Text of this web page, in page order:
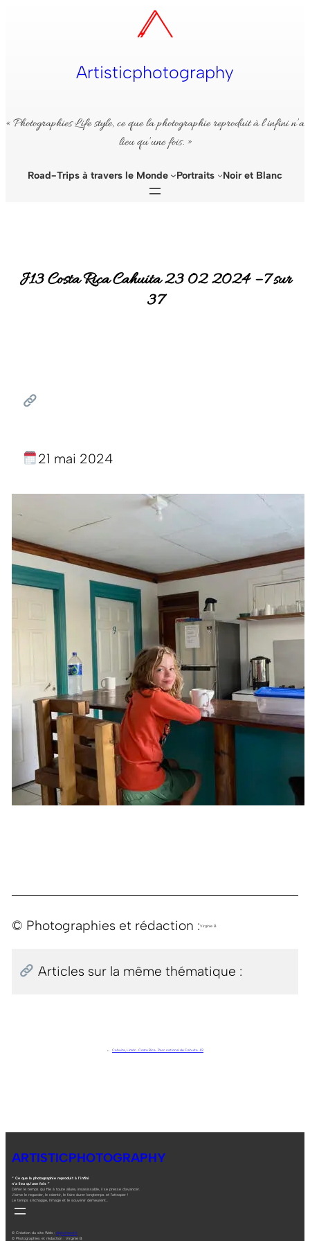
Artisticphotography
« Photographies Life style, ce que la photographie reproduit à l’infini n’a
lieu qu’une fois. »
Road-Trips à travers le Monde Portraits Noir et Blanc
J13 Costa Rica Cahuita 23 02 2024 – 7 sur
37
21 mai 2024
© Photographies et rédaction :Virginie B.
Articles sur la même thématique :
← Cahuita, Limón . Costa Rica . Parc national de Cahuita. J13
ARTISTICPHOTOGRAPHY
“ Ce que la photographie reproduit à l’infini
n’a lieu qu’une fois ”
Défier le temps qui file à toute allure, insaisissable, il se presse d’avancer.
J’aime le regarder, le ralentir, le faire durer longtemps et l’attraper !
Le temps s’échappe, l’image et le souvenir demeurent…
© Création du site Web : digitalneed.fr
© Photographies et rédaction : Virginie B.